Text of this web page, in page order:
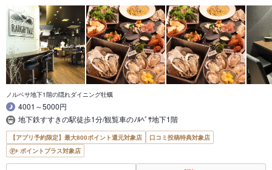
ノルベサ地下1階の隠れダイニング牡蠣
4001～5000円
地下鉄すすきの駅徒歩1分/観覧車のﾉﾙﾍﾞｻ地下1階
【アプリ予約限定】最大800ポイント還元対象店
口コミ投稿特典対象店
ポイントプラス対象店